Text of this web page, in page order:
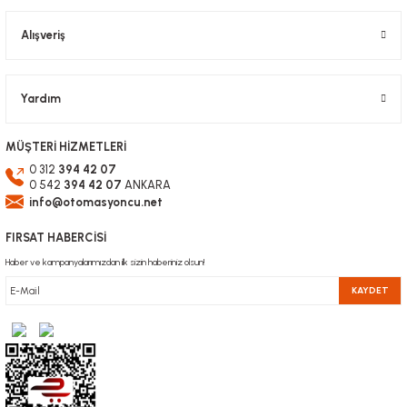
Alışveriş
Yardım
MÜŞTERİ HİZMETLERİ
0 312 394 42 07
0 542 394 42 07 ANKARA
info@otomasyoncu.net
FIRSAT HABERCİSİ
Haber ve kampanyalarımızdan ilk sizin haberiniz olsun!
KAYDET